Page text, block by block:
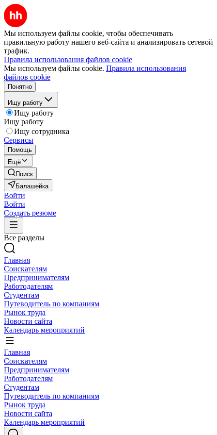
Мы используем файлы cookie, чтобы обеспечивать
правильную работу нашего веб-сайта и анализировать сетевой
трафик.
Правила использования файлов cookie
Мы используем файлы cookie. Правила использования
файлов cookie
Понятно
Ищу работу
Ищу работу
Ищу работу
Ищу сотрудника
Сервисы
Помощь
Ещё
Поиск
Балашейка
Войти
Войти
Создать резюме
Все разделы
Главная
Соискателям
Предпринимателям
Работодателям
Студентам
Путеводитель по компаниям
Рынок труда
Новости сайта
Календарь мероприятий
Главная
Соискателям
Предпринимателям
Работодателям
Студентам
Путеводитель по компаниям
Рынок труда
Новости сайта
Календарь мероприятий